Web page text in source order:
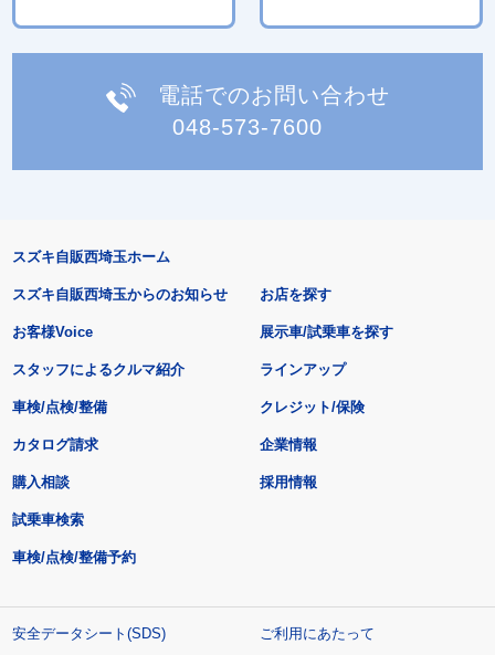
電話でのお問い合わせ
048-573-7600
スズキ自販西埼玉ホーム
スズキ自販西埼玉からのお知らせ
お客様Voice
スタッフによるクルマ紹介
お店を探す
展示車/試乗車を探す
ラインアップ
車検/点検/整備 クレジット/保険
カタログ請求
購入相談
試乗車検索
車検/点検/整備予約
企業情報
採用情報
安全データシート(SDS)
ご利用にあたって